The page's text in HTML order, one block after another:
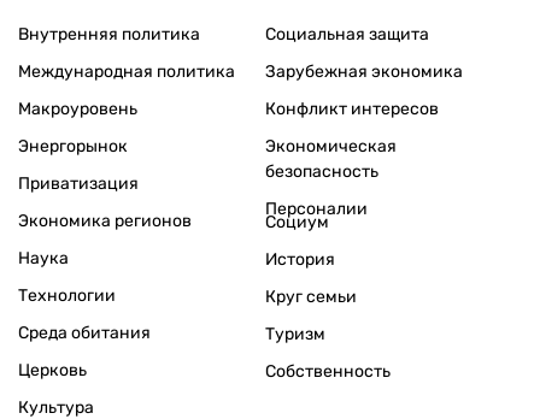
Внутренняя политика
Международная политика
Макроуровень
Энергорынок
Приватизация
Экономика регионов
Социальная защита
Зарубежная экономика
Конфликт интересов
Экономическая
безопасность
Персоналии
Наука
Технологии
Среда обитания
Церковь
Культура
Социум
История
Круг семьи
Туризм
Собственность